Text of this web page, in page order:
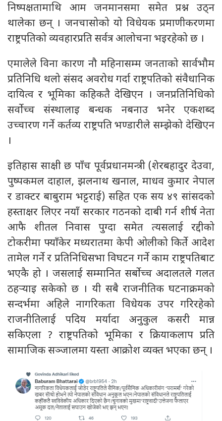
निष्पक्षतामाथि आम जनमानसमा समेत प्रश्न उठ्न
थालेका छन् । जनचासोको यो विधेयक प्रमाणीकरणमा
राष्ट्रपतिको व्यवहारप्रति सर्वत्र आलोचना भइरहेको छ ।
एमालेले विना कारण नौ महिनासम्म जनताको सार्वभौम
प्रतिनिधि थलो संसद अवरोध गर्दा राष्ट्रपतिको संवैधानिक
दायित्व र भूमिका कहिकतै देखिएन । जनप्रतिनिधिको
सर्वोच्च संस्थालाइ बन्धक नबनाउ भनेर एकशब्द
उच्चारण गर्ने कर्तव्य राष्ट्रपति भण्डारीले सम्झेको देखिएन
।
इतिहास साक्षी छ पाँच पूर्वप्रधानमन्त्री (शेरबहादुर देउवा,
पुष्पकमल दाहाल, झलनाथ खनाल, माधव कुमार नेपाल
र डाक्टर बाबुराम भट्टराई) सहित एक सय ४९ सांसदको
हस्ताक्षर लिएर नयाँ सरकार गठनको दाबी गर्न शीर्ष नेता
आफै शीतल निवास पुग्दा समेत त्यसलाई रद्दीको
टोकरीमा फ्याँकेर मध्यरातमा केपी ओलीको किर्ते आदेश
तामेल गर्ने र प्रतिनिधिसभा विघटन गर्ने काम राष्ट्रपतिबाट
भएकै हो । जसलाई सम्मानित सर्बोच्च अदालतले गलत
ठहर्‍याइ सकेको छ । यी सबै राजनीतिक घटनाक्रमको
सन्दर्भमा अहिले नागरिकता विधेयक उपर गरिरहेको
राजनीतिलाई पदिय मर्यादा अनुकुल कसरी मान्न
सकिएला ? राष्ट्रपतिको भूमिका र क्रियाकलाप प्रति
सामाजिक सञ्जालमा यस्ता आक्रोश व्यक्त भएका छन् ।